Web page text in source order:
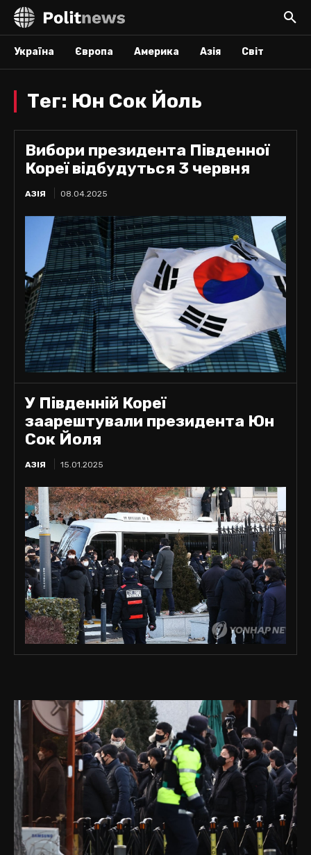
Україна Європа Америка Азія Світ
Тег: Юн Сок Йоль
Вибори президента Південної
Кореї відбудуться 3 червня
АЗІЯ 08.04.2025
У Південній Кореї
заарештували президента Юн
Сок Йоля
АЗІЯ 15.01.2025